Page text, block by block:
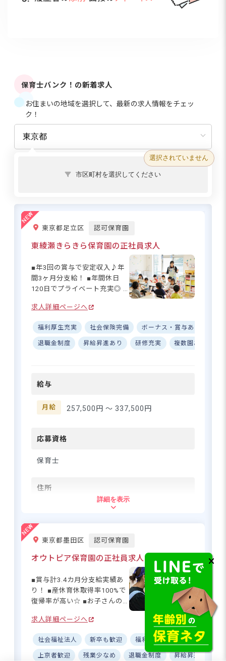
保育士バンク！の新着求人
お住まいの地域を選択して、最新の求人情報をチェッ
ク！
選択されていません
市区町村を選択してください
東京都足立区 認可保育園
東綾瀬きらきら保育園の正社員求人
■年3回の賞与で安定収入♪年
間3ヶ月分支給！ ■年間休日
120日でプライベート充実◎ ■
好立地♪ ーー【笑顔があふれ
る、あたたかな保育園】 東綾
瀬きらきら保育園は、その名
の通り子どもたちの輝く未来
にしています。充実した研修
ら、保育士同士が協力し合え
る風通しの良い職場です。子
間に立ち会える喜びを、一緒
ー【安心して長く働ける充実
視しています☆基本給に加
え、保育士資格手当や処遇改
度を完備。昇給制度もあり、
経験や頑張りをしっかり評価
します！有給休暇の取得もし
っかりサポートするので、仕
現できます◎
求人詳細ページへ
福利厚生充実 社会保険完備 ボーナス・賞与あり
退職金制度 昇給昇進あり 研修充実 複数園あり
給与
月給 257,500円 〜337,500円
応募資格
保育士
住所
東京都足立区東綾瀬2-17-8
東京メトロ千代田線「北綾瀬」徒歩12分
■自転車通勤可（駐輪場有、無料）
子どもの笑顔と共に成長できる。
月給25.7万円以上で安心の保育ラ
イフ
詳細を表示
東京都墨田区 認可保育園
オウトピア保育園の正社員求人
■賞与計3.4カ月分支給実績あ
り！ ■産休育休取得率100%で
復帰率が高い☆ ■お子さんの
■持ち帰り業務なし！ワークラ
イフバランス◎ ーー【子ども
たちの笑顔と成長を支える、
あたたかな保育園】 オウトピ
求人詳細ページへ
社会福祉法人 新卒も歓迎 福利厚生充実 社会保険完
上京者歓迎 残業少なめ 退職金制度 昇給昇進あり